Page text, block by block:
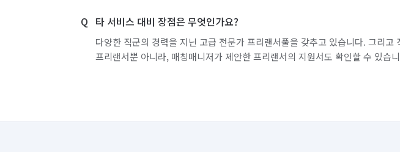
타 서비스 대비 장점은 무엇인가요?
다양한 직군의 경력을 지닌 고급 전문가 프리랜서풀을 갖추고 있습니다. 그리고
프리랜서뿐 아니라, 매칭매니저가 제안한 프리랜서의 지원서도 확인할 수 있습